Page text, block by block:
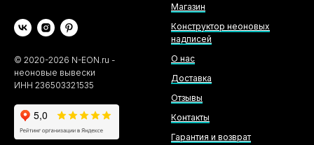
© 2020-2026 N-EON.ru -
неоновые вывески
ИНН 236503321535
Магазин
Конструктор неоновых
надписей
О нас
Доставка
Отзывы
Контакты
Гарантия и возврат